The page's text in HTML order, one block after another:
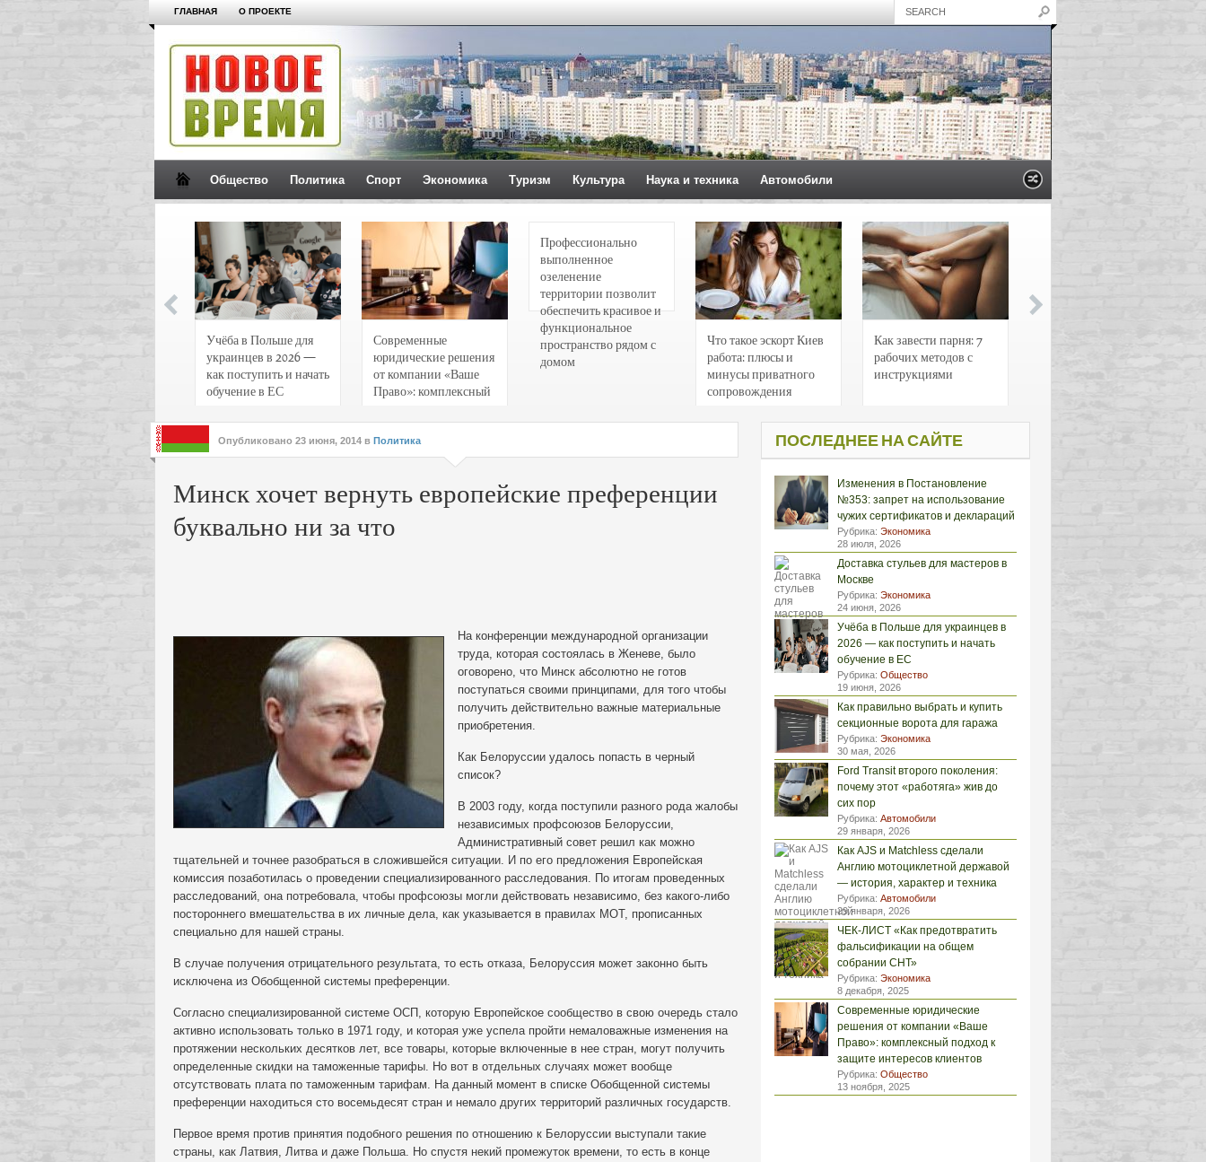
ГЛАВНАЯ О ПРОЕКТЕ
Общество Политика Спорт Экономика Туризм Культура Наука и техника Автомобили
Учёба в Польше для
украинцев в 2026 —
как поступить и начать
обучение в ЕС
Современные
юридические решения
от компании «Ваше
Право»: комплексный
интересов клиентов
Профессионально
выполненное
озеленение
территории позволит
обеспечить красивое и
функциональное
пространство рядом с
домом
Что такое эскорт Киев
работа: плюсы и
минусы приватного
сопровождения
Как завести парня: 7
рабочих методов с
инструкциями
Опубликовано 23 июня, 2014 в Политика
Минск хочет вернуть европейские преференции
буквально ни за что
На конференции международной организации
труда, которая состоялась в Женеве, было
оговорено, что Минск абсолютно не готов
поступаться своими принципами, для того чтобы
получить действительно важные материальные
приобретения.
Как Белоруссии удалось попасть в черный
список?
В 2003 году, когда поступили разного рода жалобы
независимых профсоюзов Белоруссии,
Административный совет решил как можно
тщательней и точнее разобраться в сложившейся ситуации. И по его предложения Европейская
комиссия позаботилась о проведении специализированного расследования. По итогам проведенных
расследований, она потребовала, чтобы профсоюзы могли действовать независимо, без какого-либо
постороннего вмешательства в их личные дела, как указывается в правилах МОТ, прописанных
специально для нашей страны.
В случае получения отрицательного результата, то есть отказа, Белоруссия может законно быть
исключена из Обобщенной системы преференции.
Согласно специализированной системе ОСП, которую Европейское сообщество в свою очередь стало
активно использовать только в 1971 году, и которая уже успела пройти немаловажные изменения на
протяжении нескольких десятков лет, все товары, которые включенные в нее стран, могут получить
определенные скидки на таможенные тарифы. Но вот в отдельных случаях может вообще
отсутствовать плата по таможенным тарифам. На данный момент в списке Обобщенной системы
преференции находиться сто восемьдесят стран и немало других территорий различных государств.
Первое время против принятия подобного решения по отношению к Белоруссии выступали такие
страны, как Латвия, Литва и даже Польша. Но спустя некий промежуток времени, то есть в конце
ПОСЛЕДНЕЕ НА САЙТЕ
Изменения в Постановление
№353: запрет на использование
чужих сертификатов и деклараций
Рубрика: Экономика
28 июля, 2026
Доставка стульев для мастеров в
Москве
Рубрика: Экономика
24 июня, 2026
Учёба в Польше для украинцев в
2026 — как поступить и начать
обучение в ЕС
Рубрика: Общество
19 июня, 2026
Как правильно выбрать и купить
секционные ворота для гаража
Рубрика: Экономика
30 мая, 2026
Ford Transit второго поколения:
почему этот «работяга» жив до
сих пор
Рубрика: Автомобили
29 января, 2026
Как AJS и Matchless сделали
Англию мотоциклетной державой
— история, характер и техника
Рубрика: Автомобили
29 января, 2026
ЧЕК-ЛИСТ «Как предотвратить
фальсификации на общем
собрании СНТ»
Рубрика: Экономика
8 декабря, 2025
Современные юридические
решения от компании «Ваше
Право»: комплексный подход к
защите интересов клиентов
Рубрика: Общество
13 ноября, 2025